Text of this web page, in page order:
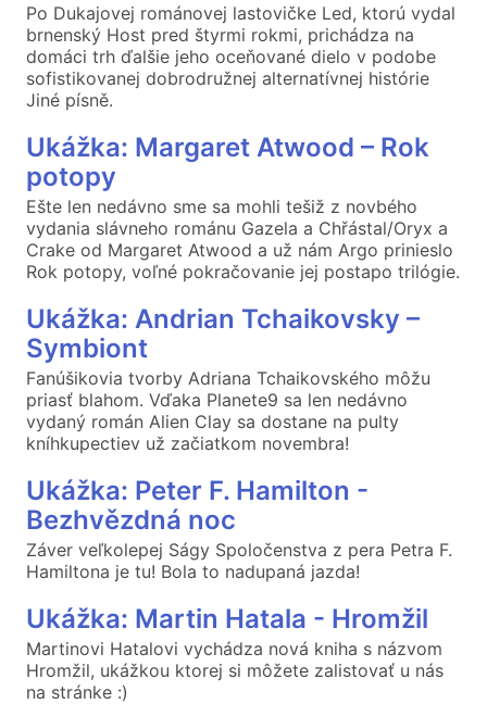
Po Dukajovej románovej lastovičke Led, ktorú vydal
brnenský Host pred štyrmi rokmi, prichádza na
domáci trh ďalšie jeho oceňované dielo v podobe
sofistikovanej dobrodružnej alternatívnej histórie
Jiné písně.
Ukážka: Margaret Atwood – Rok
potopy
Ešte len nedávno sme sa mohli tešiž z novbého
vydania slávneho románu Gazela a Chřástal/Oryx a
Crake od Margaret Atwood a už nám Argo prinieslo
Rok potopy, voľné pokračovanie jej postapo trilógie.
Ukážka: Andrian Tchaikovsky –
Symbiont
Fanúšikovia tvorby Adriana Tchaikovského môžu
priasť blahom. Vďaka Planete9 sa len nedávno
vydaný román Alien Clay sa dostane na pulty
kníhkupectiev už začiatkom novembra!
Ukážka: Peter F. Hamilton -
Bezhvězdná noc
Záver veľkolepej Ságy Spoločenstva z pera Petra F.
Hamiltona je tu! Bola to nadupaná jazda!
Ukážka: Martin Hatala - Hromžil
Martinovi Hatalovi vychádza nová kniha s názvom
Hromžil, ukážkou ktorej si môžete zalistovať u nás
na stránke :)